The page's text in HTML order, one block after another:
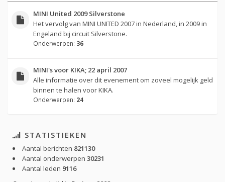
MINI United 2009 Silverstone
Het vervolg van MINI UNITED 2007 in Nederland, in 2009 in
Engeland bij circuit Silverstone.
Onderwerpen: 36
MINI's voor KIKA; 22 april 2007
Alle informatie over dit evenement om zoveel mogelijk geld
binnen te halen voor KIKA.
Onderwerpen: 24
STATISTIEKEN
Aantal berichten 821130
Aantal onderwerpen 30231
Aantal leden 9116